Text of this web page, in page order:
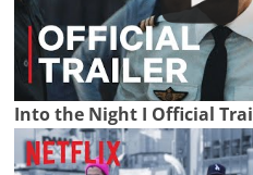
Into the Night I Official